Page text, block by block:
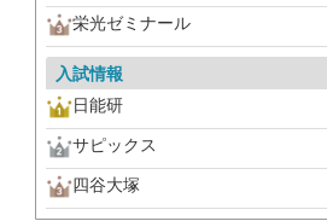
栄光ゼミナール
入試情報
日能研
サピックス
四谷大塚